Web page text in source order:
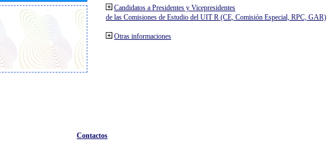
Candidatos a Presidentes y Vicepresidentes
de las Comisiones de Estudio del UIT R (CE, Comisión Especial, RPC, GAR)
Otras informaciones
Contactos